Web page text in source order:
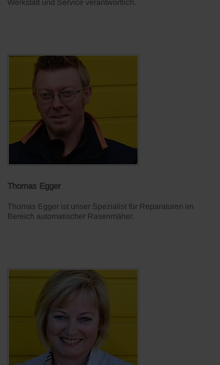
Werkstatt und Service verantwortlich.
Thomas Egger
Thomas Egger ist unser Spezialist für Reparaturen im
Bereich automatischer Rasenmäher.